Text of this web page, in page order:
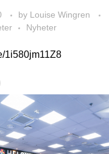
by Louise Wingren
Nyheter
1i580jm11Z8